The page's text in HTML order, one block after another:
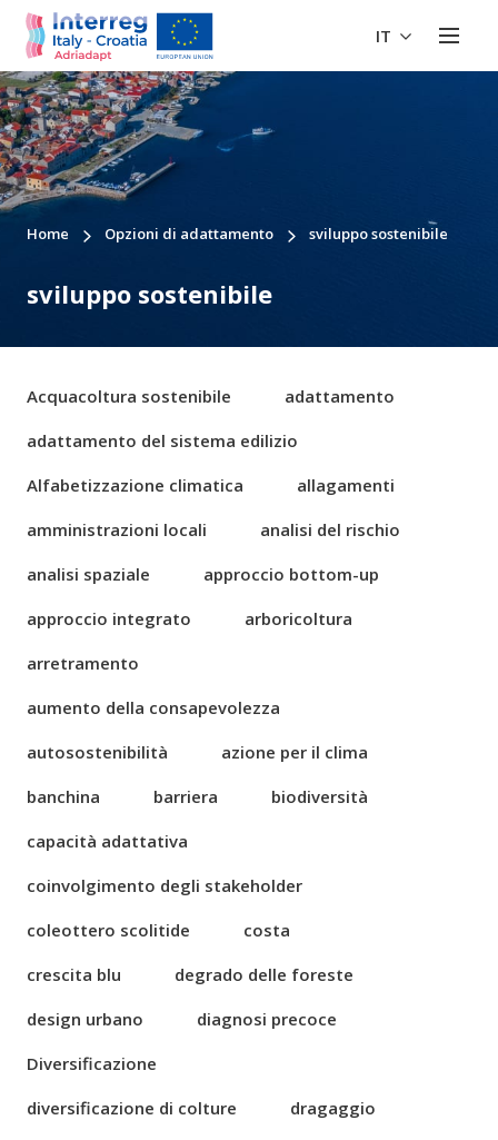
IT
Home Opzioni di adattamento sviluppo sostenibile
sviluppo sostenibile
Acquacoltura sostenibile
adattamento
adattamento del sistema edilizio
Alfabetizzazione climatica
allagamenti
amministrazioni locali
analisi del rischio
analisi spaziale
approccio bottom-up
approccio integrato
arboricoltura
arretramento
aumento della consapevolezza
autosostenibilità
azione per il clima
banchina
barriera
biodiversità
capacità adattativa
coinvolgimento degli stakeholder
coleottero scolitide
costa
crescita blu
degrado delle foreste
design urbano
diagnosi precoce
Diversificazione
diversificazione di colture
dragaggio